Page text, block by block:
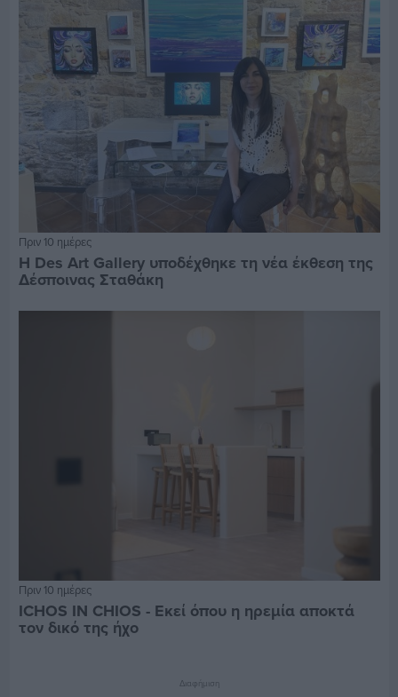
Πριν 10 ημέρες
Η Des Art Gallery υποδέχθηκε τη νέα έκθεση της
Δέσποινας Σταθάκη
Πριν 10 ημέρες
ICHOS IN CHIOS - Εκεί όπου η ηρεμία αποκτά
τον δικό της ήχο
Διαφήμιση